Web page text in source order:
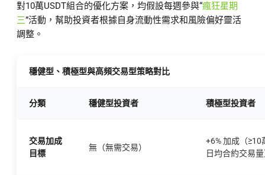
對10萬USDT組合的優化方案，均假設每週參與“瘋狂星期
三”活動，幫助投資者根據自身流動性需求和風險偏好靈活
調整。
穩健型、積極型與高頻交易型策略對比
分類 穩健型投資者 積極型投資者
交易加成
目標
無（無需交易）
+6% 加成（≥10
日均合約交易